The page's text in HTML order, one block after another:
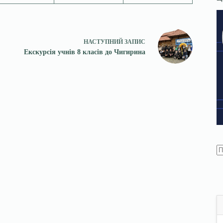
НАСТУПНИЙ ЗАПИС
Екскурсія учнів 8 класів до Чигирина